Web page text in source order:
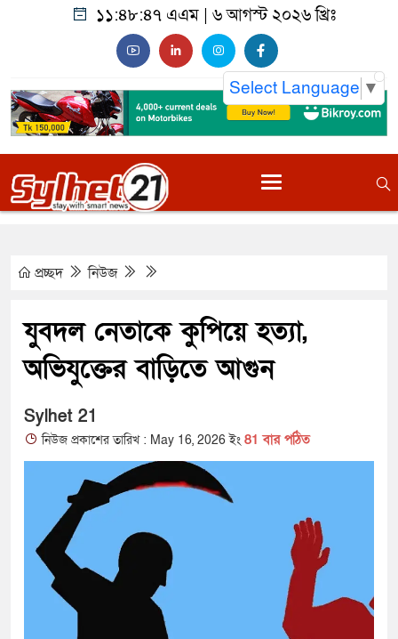
১১:৪৮:৪৮ এএম |৬ আগস্ট ২০২৬ খ্রিঃ
Select Language ▼
প্রচ্ছদ নিউজ
যুবদল নেতাকে কুপিয়ে হত্যা,
অভিযুক্তের বাড়িতে আগুন
Sylhet 21
নিউজ প্রকাশের তারিখ : May 16, 2026 ইং 81 বার পঠিত